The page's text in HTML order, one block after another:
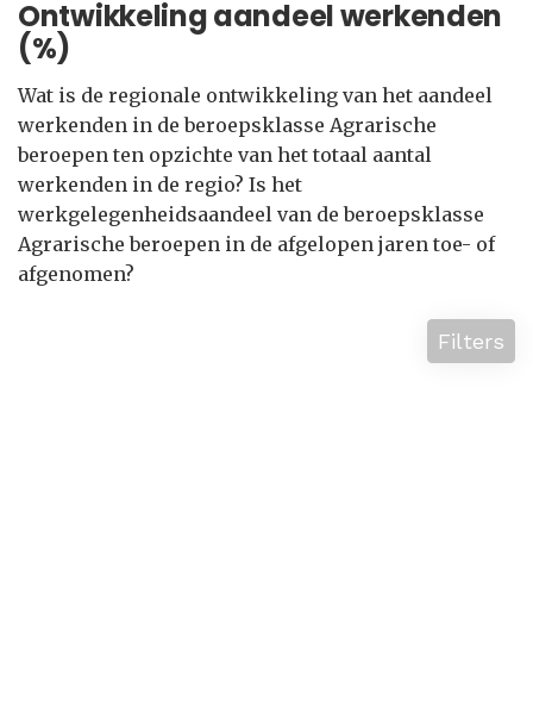
Ontwikkeling aandeel werkenden
(%)
Wat is de regionale ontwikkeling van het aandeel
werkenden in de beroepsklasse Agrarische
beroepen ten opzichte van het totaal aantal
werkenden in de regio? Is het
werkgelegenheidsaandeel van de beroepsklasse
Agrarische beroepen in de afgelopen jaren toe- of
afgenomen?
Filters